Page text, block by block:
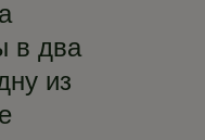
в два
из